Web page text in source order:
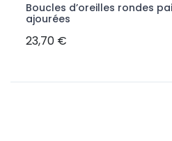
Boucles d’oreilles rondes
ajourées
23,70 €